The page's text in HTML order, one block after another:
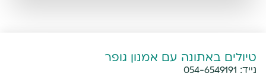
טיולים באתונה עם אמנון גופר
נייד: 054-6549191